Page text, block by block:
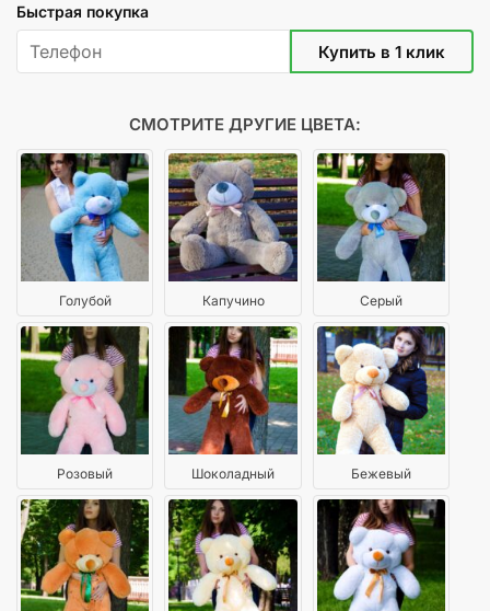
Коричневый
Быстрая покупка
СМОТРИТЕ ДРУГИЕ ЦВЕТА:
Голубой Капучино Серый
Розовый Шоколадный Бежевый